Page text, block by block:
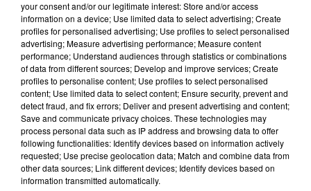
Pour les élections législatives,les citoyens français ont
jusqu’au 4 mai pour s’inscrire sur les listes électorales
en ligne et jusqu’au 6 mai pour faire la demande en
mairie ou par courrier.La démarche en ligne peut être
réalisée sur la plateforme
https://www.elections.interieur.gouv.fr
Sur ce même site, les citoyens peuvent également
vérifier leur situation électorale(lieu et numéro de
bureau) et donner procuration en cas d’absence.
your consent and/or our legitimate interest: Store and/or access
information on a device; Use limited data to select advertising; Create
profiles for personalised advertising; Use profiles to select personalised
advertising; Measure advertising performance; Measure content
performance; Understand audiences through statistics or combinations
of data from different sources; Develop and improve services; Create
profiles to personalise content; Use profiles to select personalised
content; Use limited data to select content; Ensure security, prevent and
detect fraud, and fix errors; Deliver and present advertising and content;
Save and communicate privacy choices. These technologies may
process personal data such as IP address and browsing data to offer
following functionalities: Identify devices based on information actively
requested; Use precise geolocation data; Match and combine data from
other data sources; Link different devices; Identify devices based on
information transmitted automatically.